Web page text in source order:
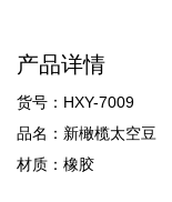
产品详情
货号：HXY-7009
品名：新橄榄太空豆
材质：橡胶